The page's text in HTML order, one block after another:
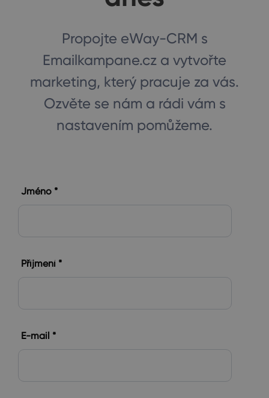
Propojte eWay-CRM s
Emailkampane.cz a vytvořte
marketing, který pracuje za vás.
Ozvěte se nám a rádi vám s
nastavením pomůžeme.
Jméno *
Příjmení *
E-mail *